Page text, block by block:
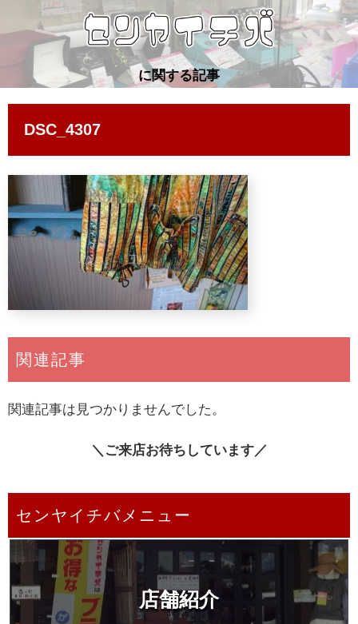
に関する記事
DSC_4307
関連記事
関連記事は見つかりませんでした。
＼ご来店お待ちしています／
センヤイチバメニュー
店舗紹介